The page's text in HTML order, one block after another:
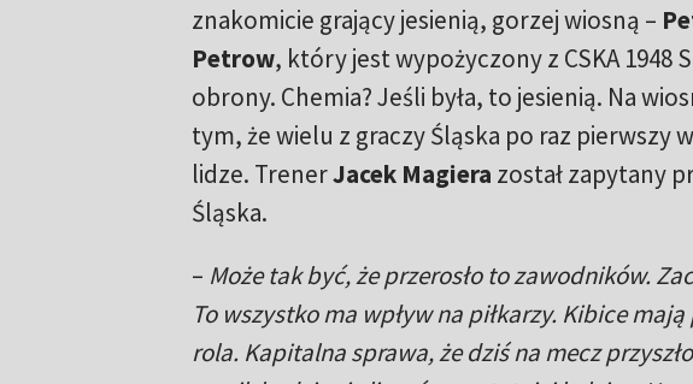
znakomicie grający jesienią, gorzej wiosną –
Petrow, który jest wypożyczony z CSKA 1948
obrony. Chemia? Jeśli była, to jesienią. Na
tym, że wielu z graczy Śląska po raz pierwszy
lidze. TrenerJacek Magiera został zapytany
Śląska.
– Może tak być, że przerosło to zawodników.
To wszystko ma wpływ na piłkarzy. Kibice
rola. Kapitalna sprawa, że dziś na mecz